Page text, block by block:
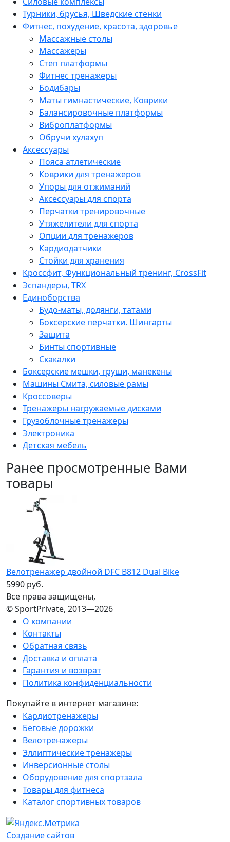
Турники, брусья, Шведские стенки
Фитнес, похудение, красота, здоровье
Массажные столы
Массажеры
Степ платформы
Фитнес тренажеры
Бодибары
Маты гимнастические, Коврики
Балансировочные платформы
Виброплатформы
Обручи хулахуп
Аксессуары
Пояса атлетические
Коврики для тренажеров
Упоры для отжиманий
Аксессуары для спорта
Перчатки тренировочные
Утяжелители для спорта
Опции для тренажеров
Кардиодатчики
Стойки для хранения
Кроссфит, Функциональный тренинг, CrossFit
Эспандеры, TRX
Единоборства
Будо-маты, додянги, татами
Боксерские перчатки. Шингарты
Защита
Бинты спортивные
Скакалки
Боксерские мешки, груши, манекены
Машины Смита, силовые рамы
Кроссоверы
Тренажеры нагружаемые дисками
Грузоблочные тренажеры
Электроника
Детская мебель
Ранее просмотренные Вами
товары
Велотренажер двойной DFC B812 Dual Bike
5990 руб.
Все права защищены,
© SportPrivate, 2013—2026
О компании
Контакты
Обратная связь
Доставка и оплата
Гарантия и возврат
Политика конфиденциальности
Покупайте в интернет магазине:
Кардиотренажеры
Беговые дорожки
Велотренажеры
Эллиптические тренажеры
Инверсионные столы
Оборудовение для спортзала
Товары для фитнеса
Каталог спортивных товаров
Создание сайтов